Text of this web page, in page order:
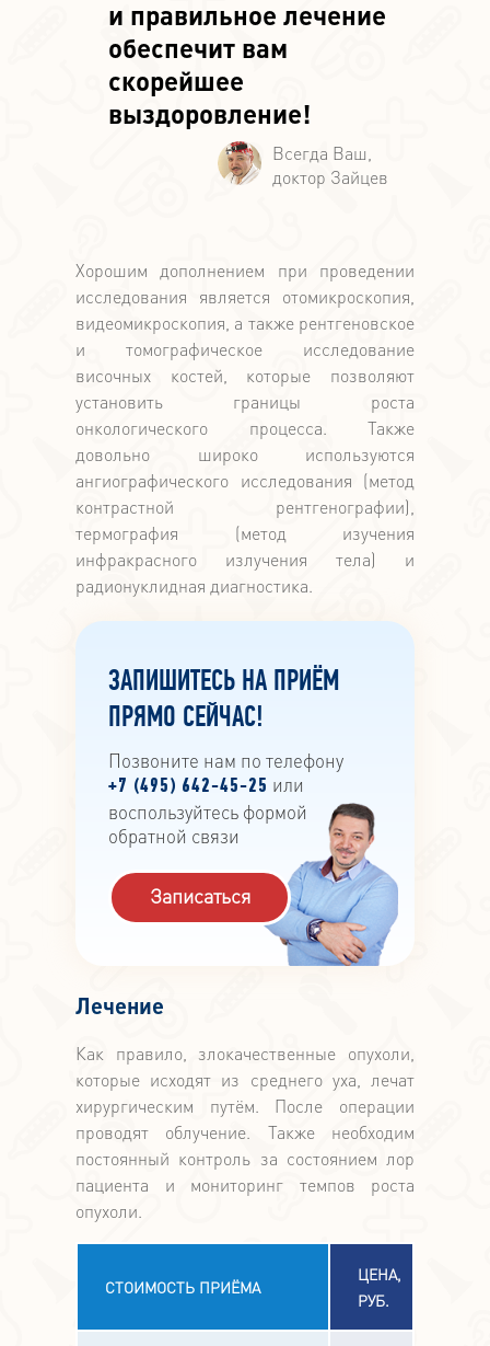
и правильное лечение
обеспечит вам
скорейшее
выздоровление!
Хорошим дополнением при проведении
исследования является отомикроскопия,
видеомикроскопия, а также рентгеновское
и томографическое исследование
височных костей, которые позволяют
установить границы роста
онкологического процесса. Также
довольно широко используются
ангиографического исследования (метод
контрастной рентгенографии),
термография (метод изучения
инфракрасного излучения тела) и
радионуклидная диагностика.
ЗАПИШИТЕСЬ НА ПРИЁМ
ПРЯМО СЕЙЧАС!
Позвоните нам по телефону
+7 (495) 642-45-25 или
воспользуйтесь формой
обратной связи
Записаться
Лечение
Как правило, злокачественные опухоли,
которые исходят из среднего уха, лечат
хирургическим путём. После операции
проводят облучение. Также необходим
постоянный контроль за состоянием лор
пациента и мониторинг темпов роста
опухоли.
СТОИМОСТЬ ПРИЁМА
ЦЕНА,
РУБ.